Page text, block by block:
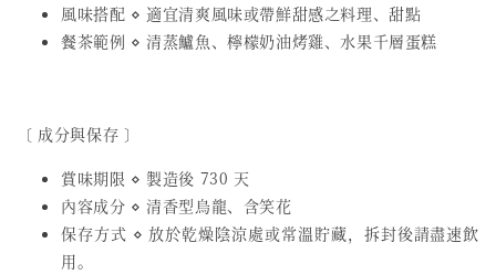
風味搭配 ⋄ 適宜清爽風味或帶鮮甜感之料理、甜點
餐茶範例 ⋄ 清蒸鱸魚、檸檬奶油烤雞、水果千層蛋糕
〔 成分與保存 〕
賞味期限 ⋄ 製造後 730 天
內容成分 ⋄ 清香型烏龍、含笑花
保存方式 ⋄ 放於乾燥陰涼處或常溫貯藏，拆封後請盡速飲
用。